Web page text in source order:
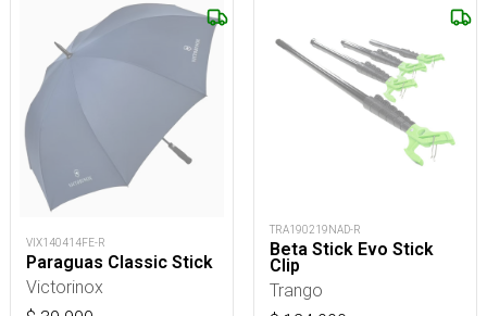
VIX140414FE-R
Paraguas Classic Stick
Victorinox
TRA190219NAD-R
Beta Stick Evo Stick
Clip
Trango